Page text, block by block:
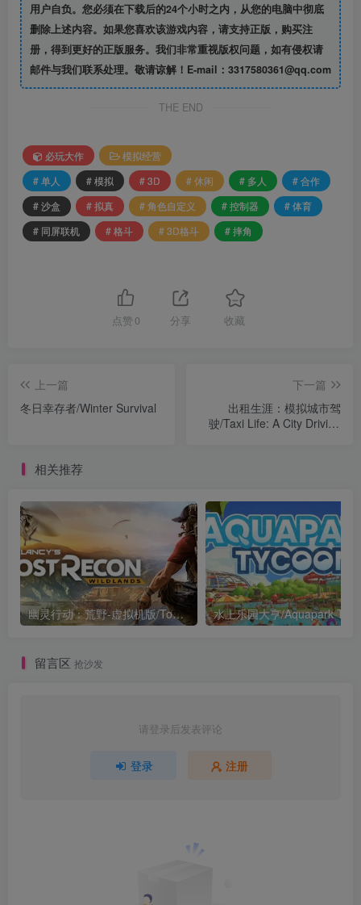
用户自负。您必须在下载后的24个小时之内，从您的电脑中彻底
删除上述内容。如果您喜欢该游戏内容，请支持正版，购买注
册，得到更好的正版服务。我们非常重视版权问题，如有侵权请
邮件与我们联系处理。敬请谅解！E-mail：3317580361@qq.com
THE END
必玩大作
模拟经营
# 单人
# 模拟 # 3D # 休闲 # 多人
# 合作
# 沙盒
# 拟真 # 角色自定义 # 控制器
# 体育
# 同屏联机
# 格斗 # 3D格斗 # 摔角
点赞 0 分享 收藏
上一篇
冬日幸存者/Winter Survival
下一篇
出租生涯：模拟城市驾
驶/Taxi Life: A City Driving
相关推荐
幽灵行动：荒野-虚拟机版/Tom Clancy’s Ghost Recon Wildlands HYPERVISOR 水上乐园大亨/Aquapark
留言区 抢沙发
请登录后发表评论
登录 注册